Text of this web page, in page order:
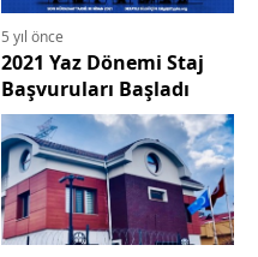
5 yıl önce
2021 Yaz Dönemi Staj
Başvuruları Başladı